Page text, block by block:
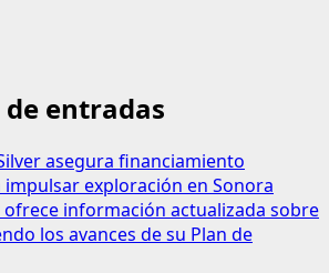
entradas
asegura financiamiento
exploración en Sonora
ofrece información actualizada sobre
los avances de su Plan de